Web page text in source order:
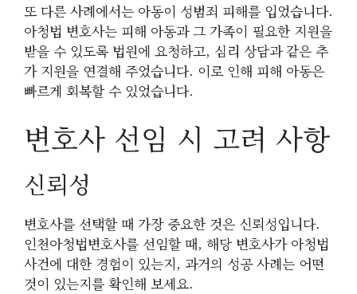
또 다른 사례에서는 아동이 성범죄 피해를 입었습니다.
아청법 변호사는 피해 아동과 그 가족이 필요한 지원을
받을 수 있도록 법원에 요청하고, 심리 상담과 같은 추
가 지원을 연결해 주었습니다. 이로 인해 피해 아동은
빠르게 회복할 수 있었습니다.
변호사 선임 시 고려 사항
신뢰성
변호사를 선택할 때 가장 중요한 것은 신뢰성입니다.
인천아청법변호사를 선임할 때, 해당 변호사가 아청법
사건에 대한 경험이 있는지, 과거의 성공 사례는 어떤
것이 있는지를 확인해 보세요.